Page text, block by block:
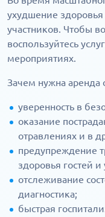
ухудшение
участников. Чтобы
воспользуйтесь
мероприятиях.
Зачем нужна аренда
уверенность в
оказание
отравлениях и в
предупреждение
здоровья гостей
отслеживание
диагностика;
быстрая